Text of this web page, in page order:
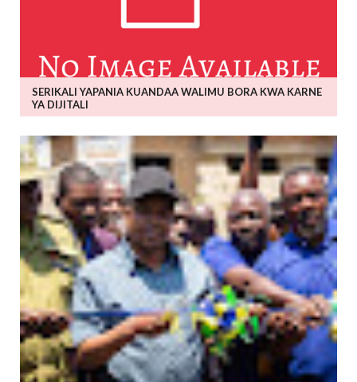
SERIKALI YAPANIA KUANDAA WALIMU BORA KWA KARNE
YA DIJITALI